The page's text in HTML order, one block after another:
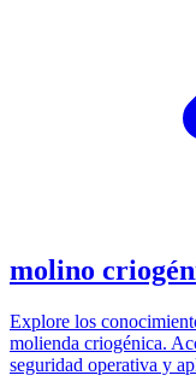
molino
Explore los
molienda criogénica.
seguridad operativa y